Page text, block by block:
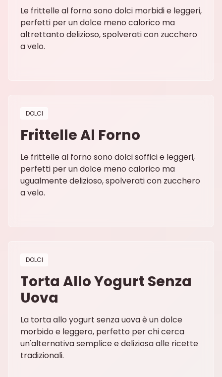
Le frittelle al forno sono dolci morbidi e leggeri,
perfetti per un dolce meno calorico ma
altrettanto delizioso, spolverati con zucchero
a velo.
DOLCI
Frittelle Al Forno
Le frittelle al forno sono dolci soffici e leggeri,
perfetti per un dolce meno calorico ma
ugualmente delizioso, spolverati con zucchero
a velo.
DOLCI
Torta Allo Yogurt Senza
Uova
La torta allo yogurt senza uova è un dolce
morbido e leggero, perfetto per chi cerca
un'alternativa semplice e deliziosa alle ricette
tradizionali.